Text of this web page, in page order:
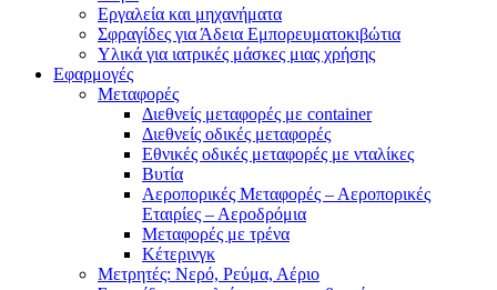
Εργαλεία και μηχανήματα
Σφραγίδες για Άδεια Εμπορευματοκιβώτια
Υλικά για ιατρικές μάσκες μιας χρήσης
Εφαρμογές
Μεταφορές
Διεθνείς μεταφορές με container
Διεθνείς οδικές μεταφορές
Εθνικές οδικές μεταφορές με νταλίκες
Βυτία
Αεροπορικές Μεταφορές – Αεροπορικές
Εταιρίες – Αεροδρόμια
Μεταφορές με τρένα
Κέτερινγκ
Μετρητές: Νερό, Ρεύμα, Αέριο